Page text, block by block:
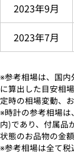
2023年9月
2023年7月
※参考相場は、国
に算出した目安相
定時の相場変動、
※時計の参考相場
内)であり、付属品
状態のお品物の金額
※参考相場は全て税